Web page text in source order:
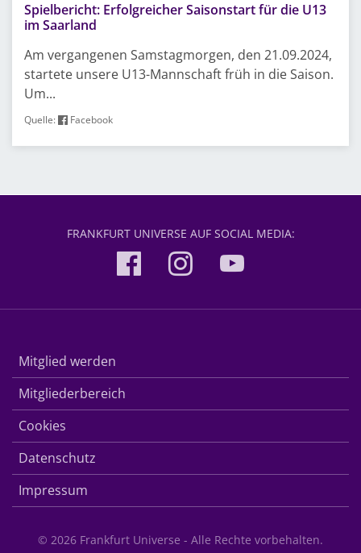
Spielbericht: Erfolgreicher Saisonstart für die U13
im Saarland
Am vergangenen Samstagmorgen, den 21.09.2024,
startete unsere U13-Mannschaft früh in die Saison.
Um...
Quelle: Facebook
FRANKFURT UNIVERSE AUF SOCIAL MEDIA:
Mitglied werden
Mitgliederbereich
Cookies
Datenschutz
Impressum
© 2026 Frankfurt Universe - Alle Rechte vorbehalten.